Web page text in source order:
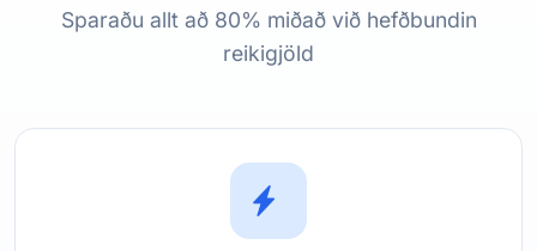
Sparaðu allt að 80% miðað við hefðbundin
reikigjöld